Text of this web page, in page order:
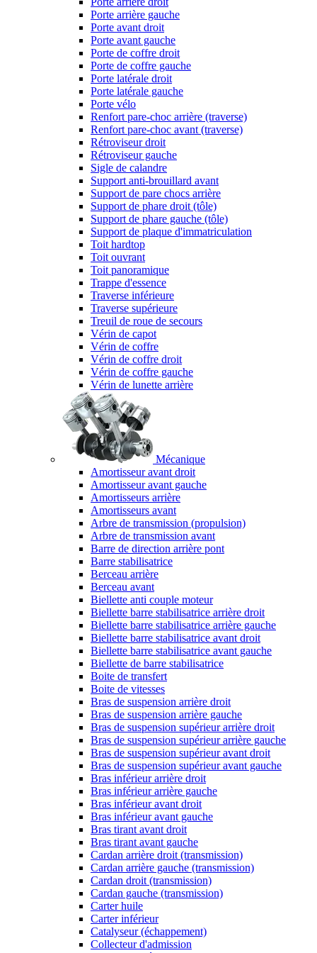
Porte arrière gauche
Porte avant droit
Porte avant gauche
Porte de coffre droit
Porte de coffre gauche
Porte latérale droit
Porte latérale gauche
Porte vélo
Renfort pare-choc arrière (traverse)
Renfort pare-choc avant (traverse)
Rétroviseur droit
Rétroviseur gauche
Sigle de calandre
Support anti-brouillard avant
Support de pare chocs arrière
Support de phare droit (tôle)
Support de phare gauche (tôle)
Support de plaque d'immatriculation
Toit hardtop
Toit ouvrant
Toit panoramique
Trappe d'essence
Traverse inférieure
Traverse supérieure
Treuil de roue de secours
Vérin de capot
Vérin de coffre
Vérin de coffre droit
Vérin de coffre gauche
Vérin de lunette arrière
Mécanique
Amortisseur avant droit
Amortisseur avant gauche
Amortisseurs arrière
Amortisseurs avant
Arbre de transmission (propulsion)
Arbre de transmission avant
Barre de direction arrière pont
Barre stabilisatrice
Berceau arrière
Berceau avant
Biellette anti couple moteur
Biellette barre stabilisatrice arrière droit
Biellette barre stabilisatrice arrière gauche
Biellette barre stabilisatrice avant droit
Biellette barre stabilisatrice avant gauche
Biellette de barre stabilisatrice
Boite de transfert
Boite de vitesses
Bras de suspension arrière droit
Bras de suspension arrière gauche
Bras de suspension supérieur arrière droit
Bras de suspension supérieur arrière gauche
Bras de suspension supérieur avant droit
Bras de suspension supérieur avant gauche
Bras inférieur arrière droit
Bras inférieur arrière gauche
Bras inférieur avant droit
Bras inférieur avant gauche
Bras tirant avant droit
Bras tirant avant gauche
Cardan arrière droit (transmission)
Cardan arrière gauche (transmission)
Cardan droit (transmission)
Cardan gauche (transmission)
Carter huile
Carter inférieur
Catalyseur (échappement)
Collecteur d'admission